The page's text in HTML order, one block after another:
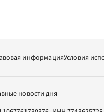
информацияУсловия
новости дня